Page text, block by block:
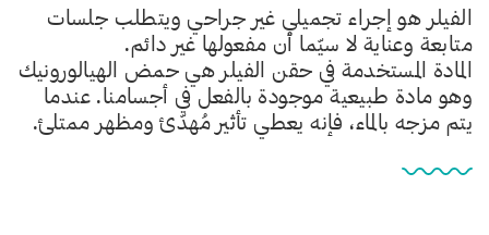
الفيلر هو إجراء تجميلي غير جراحي ويتطلب جلسات
متابعة وعناية لا سيّما أن مفعولها غير دائم.
المادة المستخدمة في حقن الفيلر هي حمض الهيالورونيك
وهو مادة طبيعية موجودة بالفعل في أجسامنا. عندما
يتم مزجه بالماء، فإنه يعطي تأثير مُهدّئ ومظهر ممتلئ.